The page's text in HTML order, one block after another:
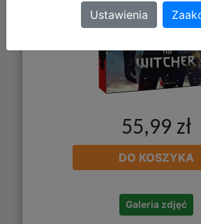
55,99 zł
DO KOSZYKA
Galeria zdjęć
Ustawienia